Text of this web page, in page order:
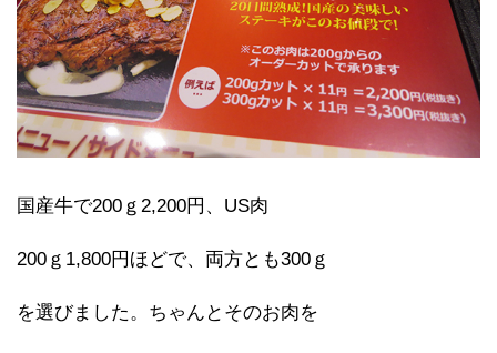
国産牛で200ｇ2,200円、US肉
200ｇ1,800円ほどで、両方とも300ｇ
を選びました。ちゃんとそのお肉を